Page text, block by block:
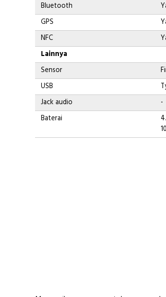
Bluetooth
GPS
NFC
Lainnya
Sensor
USB
Jack audio
-
Baterai